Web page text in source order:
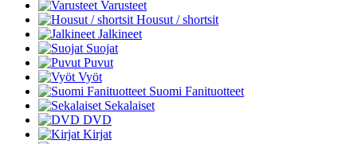
Varusteet
Housut / shortsit
Jalkineet
Suojat
Puvut
Vyöt
Suomi Fanituotteet
Sekalaiset
DVD
Kirjat